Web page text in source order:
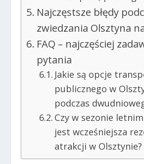
Najczęstsze błędy
zwiedzania Olsztyna
FAQ – najczęściej
pytania
Jakie są opcje
publicznego w
podczas
Czy w sezonie
jest wcześniejsza
atrakcji w Olsztynie?